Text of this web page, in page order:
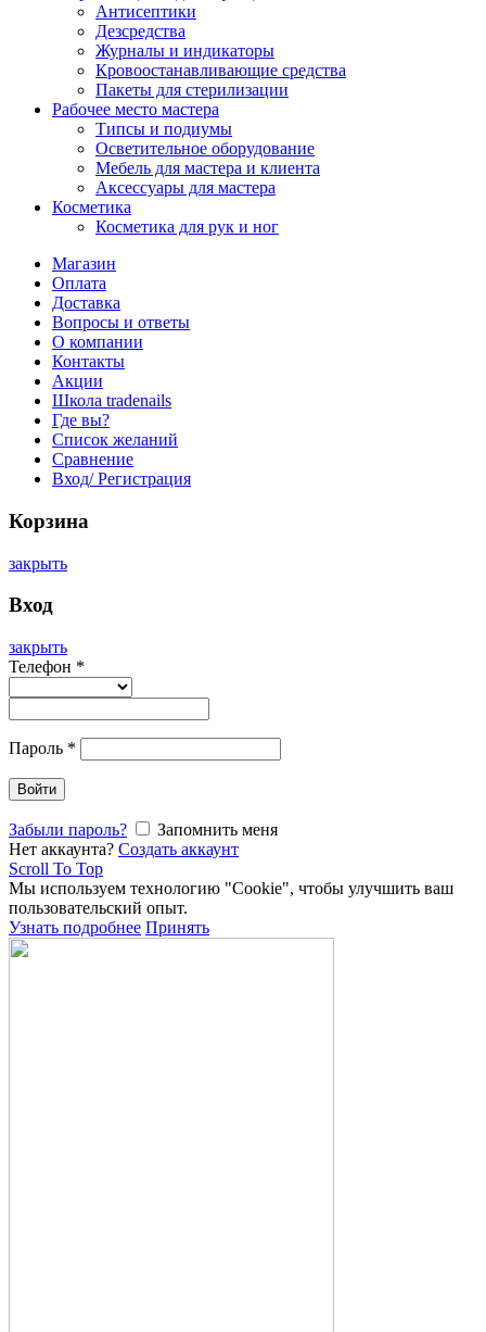
Антисептики
Дезсредства
Журналы и индикаторы
Кровоостанавливающие средства
Пакеты для стерилизации
Рабочее место мастера
Типсы и подиумы
Осветительное оборудование
Мебель для мастера и клиента
Аксессуары для мастера
Косметика
Косметика для рук и ног
Магазин
Оплата
Доставка
Вопросы и ответы
О компании
Контакты
Акции
Школа tradenails
Где вы?
Список желаний
Сравнение
Вход/ Регистрация
Корзина
закрыть
Вход
закрыть
Телефон *
Пароль *
Войти
Забыли пароль?
Запомнить меня
Нет аккаунта? Создать аккаунт
Scroll To Top
Мы используем технологию "Cookie", чтобы улучшить ваш
пользовательский опыт.
Узнать подробнее Принять